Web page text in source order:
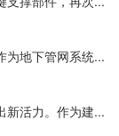
为地下管网系统...
新活力。作为建...